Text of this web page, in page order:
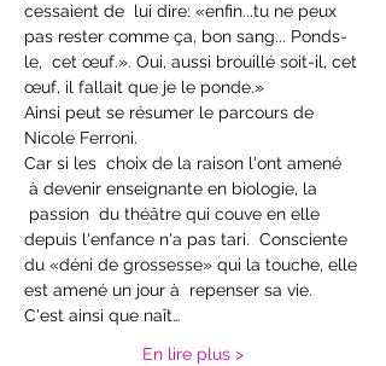
cessaient de  lui dire: «enfin...tu ne peux
pas rester comme ça, bon sang... Ponds-
le,  cet œuf.». Oui, aussi brouillé soit-il, cet
œuf, il fallait que je le ponde.»
Ainsi peut se résumer le parcours de
Nicole Ferroni.
Car si les  choix de la raison l'ont amené
à devenir enseignante en biologie, la
passion  du théâtre qui couve en elle
depuis l'enfance n'a pas tari.  Consciente
du «déni de grossesse» qui la touche, elle
est amené un jour à  repenser sa vie.
C'est ainsi que naît…
En lire plus >